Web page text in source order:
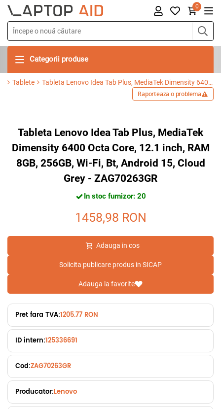
0
Categorii produse
Tablete Tableta Lenovo Idea Tab Plus, MediaTek Dimensity 6400 Octa Core, 12.1 inch, RAM 8GB, 256GB, Wi-Fi, Bt, Android 15, Cloud Grey - ZAG70263GR
Raporteaza o problema
Tableta Lenovo Idea Tab Plus, MediaTek
Dimensity 6400 Octa Core, 12.1 inch, RAM
8GB, 256GB, Wi-Fi, Bt, Android 15, Cloud
Grey - ZAG70263GR
In stoc furnizor: 20
1458,98 RON
Adauga in cos
Solicita publicare produs in SICAP
Adauga la favorite
Pret fara TVA:1205.77 RON
ID intern:125336691
Cod:ZAG70263GR
Producator:Lenovo